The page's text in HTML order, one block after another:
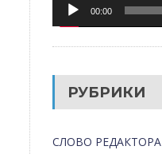
00:00
РУБРИКИ
СЛОВО РЕДАКТОРА